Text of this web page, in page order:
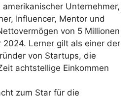
Unternehmer,
Influencer, Mentor und
von 5 Millionen
2024. Lerner gilt als einer der
von Startups, die
achtstellige Einkommen
zum Star für die